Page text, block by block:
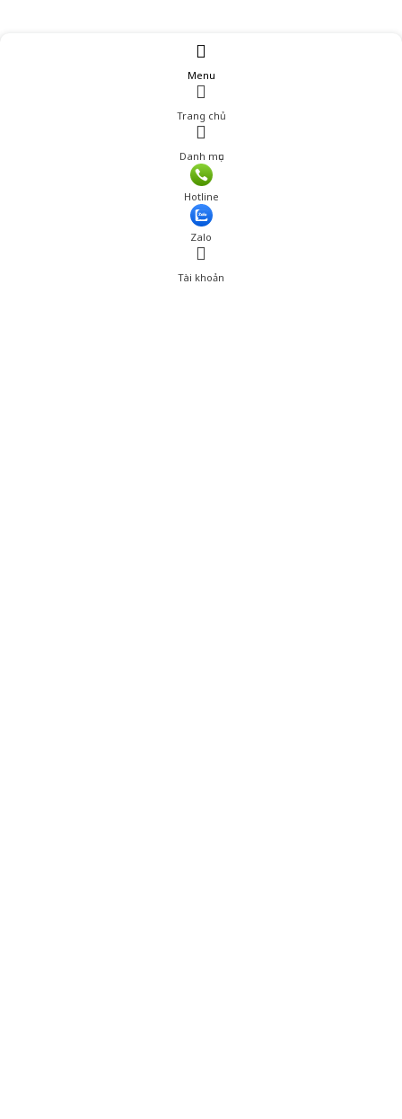
Menu
Trang chủ
Danh mục
Hotline
Zalo
Tài khoản